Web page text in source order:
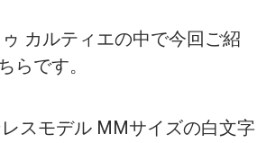
カルティエの中で今回ご紹
らです。
スモデル MMサイズの白文字